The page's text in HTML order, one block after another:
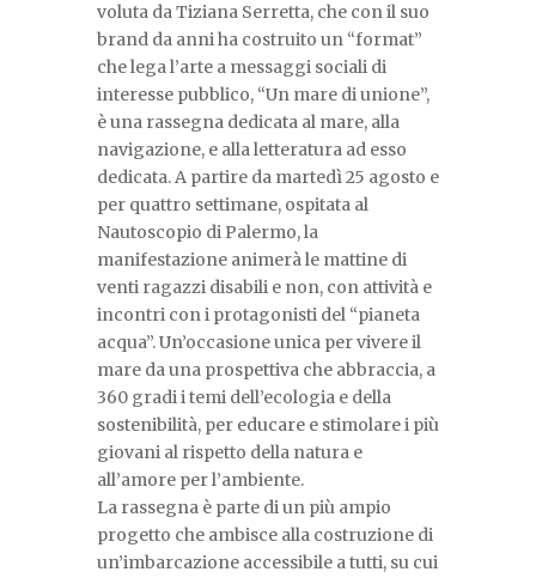
voluta da Tiziana Serretta, che con il suo
brand da anni ha costruito un “format”
che lega l’arte a messaggi sociali di
interesse pubblico, “Un mare di unione”,
è una rassegna dedicata al mare, alla
navigazione, e alla letteratura ad esso
dedicata. A partire da martedì 25 agosto e
per quattro settimane, ospitata al
Nautoscopio di Palermo, la
manifestazione animerà le mattine di
venti ragazzi disabili e non, con attività e
incontri con i protagonisti del “pianeta
acqua”. Un’occasione unica per vivere il
mare da una prospettiva che abbraccia, a
360 gradi i temi dell’ecologia e della
sostenibilità, per educare e stimolare i più
giovani al rispetto della natura e
all’amore per l’ambiente.
La rassegna è parte di un più ampio
progetto che ambisce alla costruzione di
un’imbarcazione accessibile a tutti, su cui